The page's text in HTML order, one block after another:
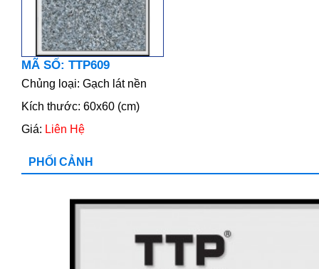
MÃ SỐ: TTP609
Chủng loại: Gạch lát nền
Kích thước: 60x60 (cm)
Giá: Liên Hệ
PHỐI CẢNH